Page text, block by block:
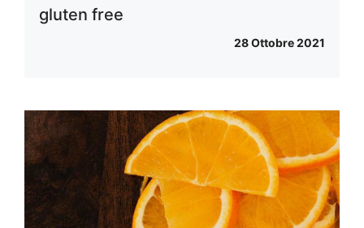
gluten free
28 Ottobre 2021